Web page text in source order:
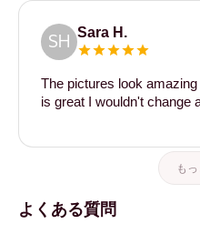
SH
Sara H.
The pictures look
is great I wouldn't change
も
よくある質問